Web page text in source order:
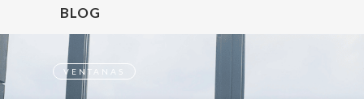
BLOG
VENTANAS